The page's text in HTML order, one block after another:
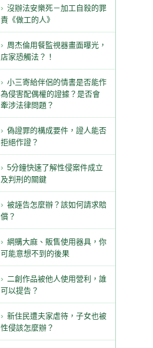
沒辦法安樂死－加工自殺的罪
責《做工的人》
周杰倫用餐監視器畫面曝光，
店家恐觸法？！
小三寄給伴侶的情書是否能作
為侵害配偶權的證據？是否會
牽涉法律問題？
偽證罪的構成要件，證人能否
拒絕作證？
5分鐘快速了解性侵案件成立
及判刑的關鍵
被誣告怎麼辦？該如何請求賠
償？
網購大麻、販售使用器具，你
可能意想不到的後果
二創作品被他人使用營利，誰
可以提告？
新住民遭夫家虐待，子女也被
性侵該怎麼辦？